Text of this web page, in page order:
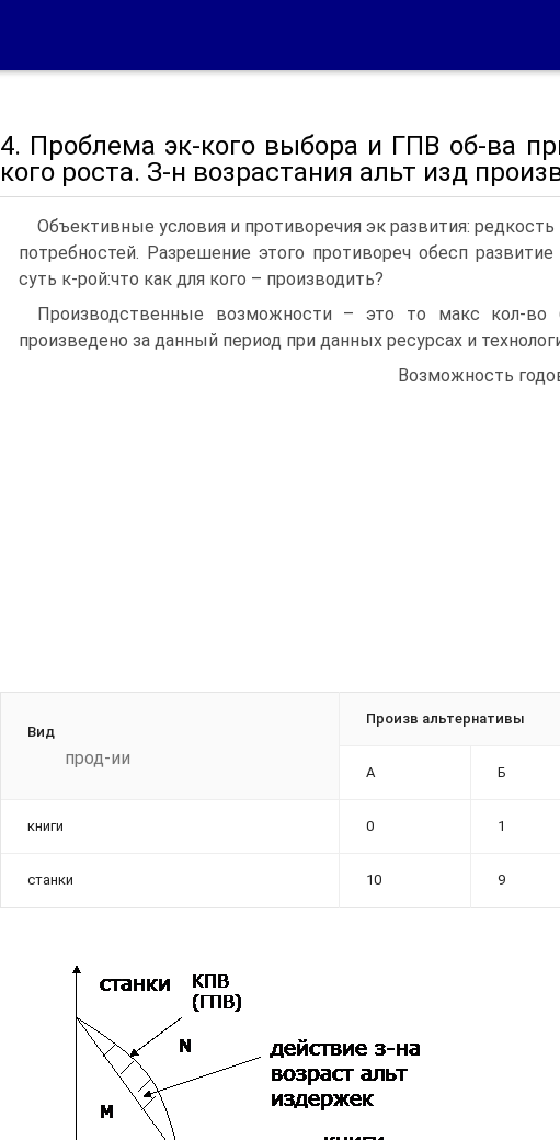
4. Проблема эк-кого выбора и ГПВ об-ва
кого роста. З-н возрастания альт изд
Объективные условия и противоречия эк развития: редкость
потребностей. Разрешение этого противореч обесп
суть к-рой:что как для кого – производить?
Производственные возможности – это то макс кол-
произведено за данный период при данных ресурсах и
Возможность
Вид
прод-ии
Произв альтернативы
А Б
книги 0 1
станки 10 9